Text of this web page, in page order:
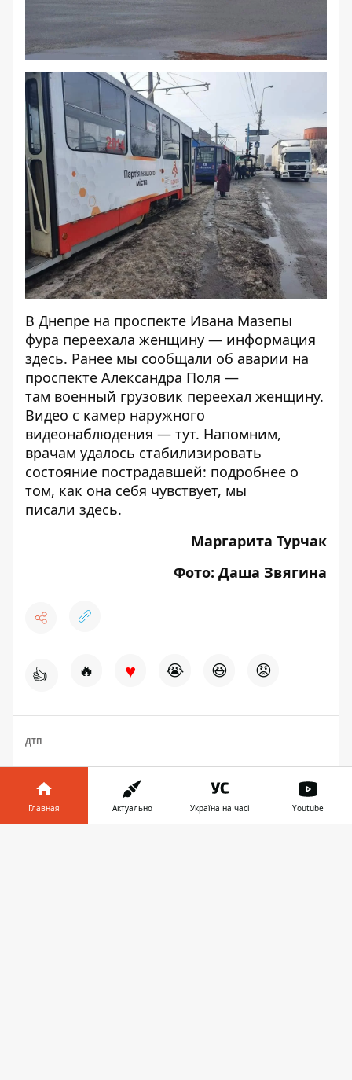
В Днепре на проспекте Ивана Мазепы
фура переехала женщину — информация
здесь. Ранее мы сообщали об аварии на
проспекте Александра Поля —
там военный грузовик переехал женщину.
Видео с камер наружного
видеонаблюдения — тут. Напомним,
врачам удалось стабилизировать
состояние пострадавшей: подробнее о
том, как она себя чувствует, мы
писали здесь.
Маргарита Турчак
Фото: Даша Звягина
👍 🔥 ♥ 😭 😆 😡
ДТП
Главная Актуально Україна на часі Youtube